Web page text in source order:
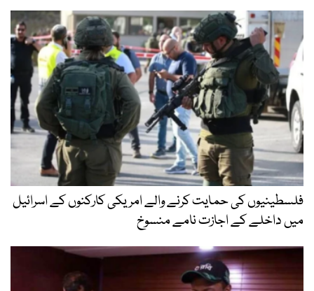
فلسطینیوں کی حمایت کرنے والے امریکی کارکنوں کے اسرائیل
میں داخلے کے اجازت نامے منسوخ